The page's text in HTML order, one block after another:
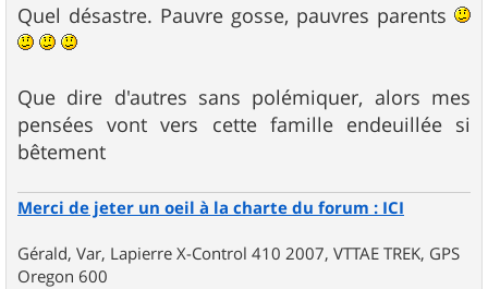
Quel désastre. Pauvre gosse, pauvres parents
Que dire d'autres sans polémiquer, alors mes
pensées vont vers cette famille endeuillée si
bêtement
Merci de jeter un oeil à la charte du forum : ICI
Gérald, Var, Lapierre X-Control 410 2007, VTTAE TREK, GPS
Oregon 600